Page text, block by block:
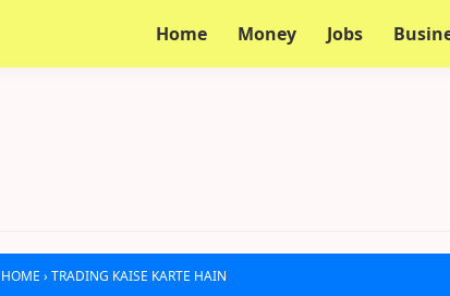
Home Money Jobs
HOME ›TRADING KAISE KARTE HAIN